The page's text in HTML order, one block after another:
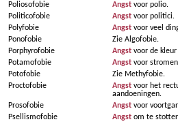
Poliosofobie
Angst voor polio.
Politicofobie
Angst voor politici.
Polyfobie
Angst voor veel
Ponofobie
Zie Algofobie.
Porphyrofobie
Angst voor de
Potamofobie
Angst voor
Potofobie
Zie Methyfobie.
Proctofobie
Angst voor het
aandoeningen.
Prosofobie
Angst voor
Psellismofobie
Angst om te